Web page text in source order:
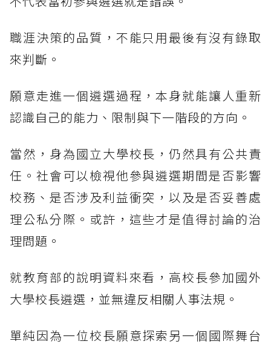
職涯決策的品質，不能只用最後有沒有錄取
來判斷。
願意走進一個遴選過程，本身就能讓人重新
認識自己的能力、限制與下一階段的方向。
當然，身為國立大學校長，仍然具有公共責
任。社會可以檢視他參與遴選期間是否影響
校務、是否涉及利益衝突，以及是否妥善處
理公私分際。或許，這些才是值得討論的治
理問題。
就教育部的說明資料來看，高校長參加國外
大學校長遴選，並無違反相關人事法規。
單純因為一位校長願意探索另一個國際舞台